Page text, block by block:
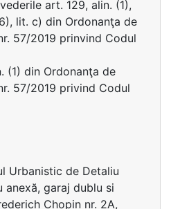
art. 129, alin. (1),
lit. c) din Ordonanţa de
57/2019 prinvind Codul
(1) din Ordonanţa de
57/2019 privind Codul
Urbanistic de Detaliu
anexă, garaj dublu si
Chopin nr. 2A,